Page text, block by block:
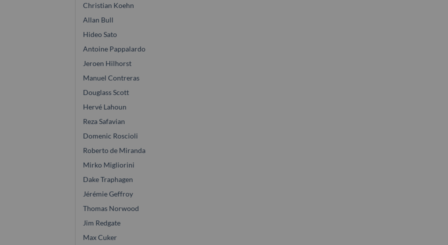
Christian Koehn
Allan Bull
Hideo Sato
Antoine Pappalardo
Jeroen Hilhorst
Manuel Contreras
Douglass Scott
Hervé Lahoun
Reza Safavian
Domenic Roscioli
Roberto de Miranda
Mirko Migliorini
Dake Traphagen
Jérémie Geffroy
Thomas Norwood
Jim Redgate
Max Cuker